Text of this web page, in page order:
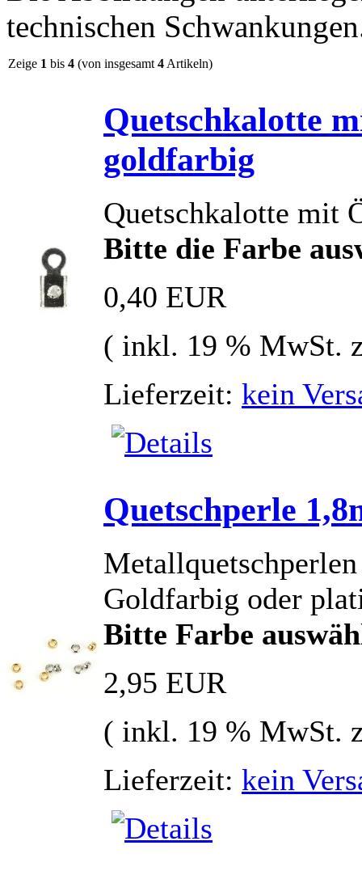
technischen
Zeige 1 bis 4 (von insgesamt 4 Artikeln)
Quetschkalotte
goldfarbig
Quetschkalotte mit
Bitte die Farbe
0,40 EUR
( inkl. 19 % MwSt.
Lieferzeit: kein
Quetschperle
Goldfarbig oder
Bitte Farbe
2,95 EUR
( inkl. 19 % MwSt.
Lieferzeit: kein